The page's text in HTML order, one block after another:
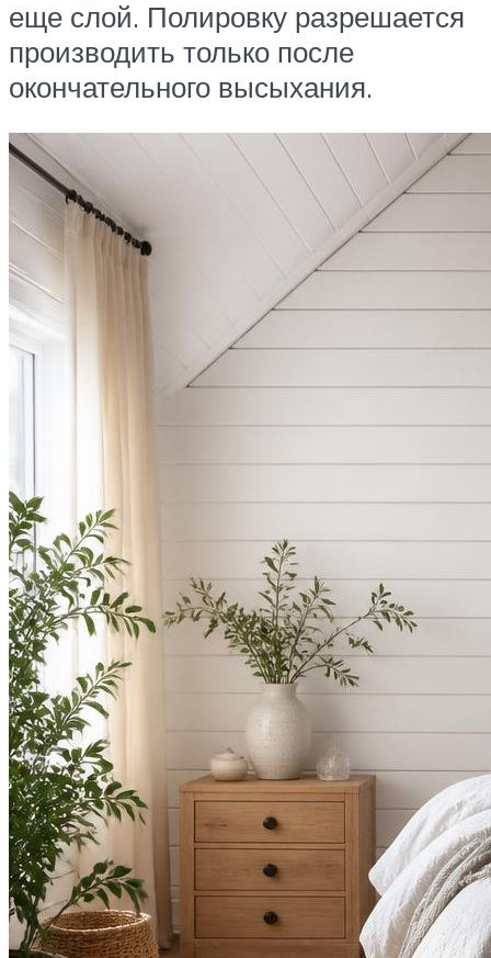
еще слой. Полировку разрешается
производить только после
окончательного высыхания.